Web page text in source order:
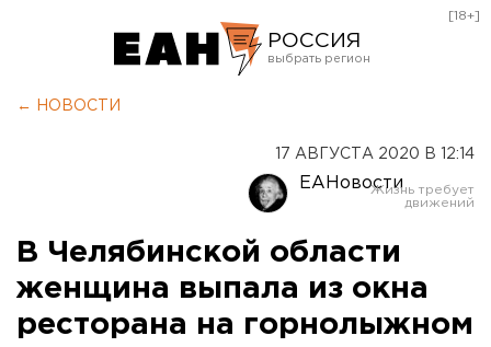
РОССИЯ
Оренбург
[18+]
← НОВОСТИ
17 АВГУСТА 2020 В 12:14
ЕАНовости
В Челябинской области
женщина выпала из окна
ресторана на горнолыжном